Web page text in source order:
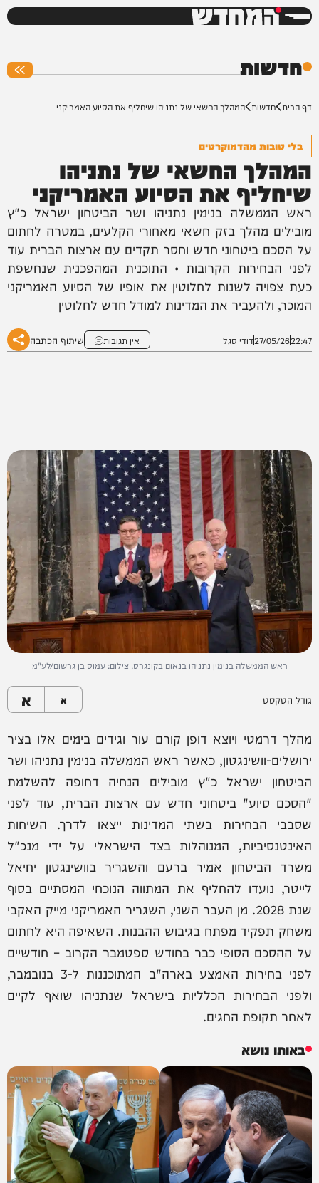
המחדש
חדשות
דף הבית חדשות המהלך החשאי של נתניהו שיחליף את הסיוע האמריקני
בלי טובות מהדמוקרטים
המהלך החשאי של נתניהו
שיחליף את הסיוע האמריקני
ראש הממשלה בנימין נתניהו ושר הביטחון ישראל כ"ץ
מובילים מהלך בזק חשאי מאחורי הקלעים, במטרה לחתום
על הסכם ביטחוני חדש וחסר תקדים עם ארצות הברית עוד
לפני הבחירות הקרובות • התוכנית המהפכנית שנחשפת
כעת צפויה לשנות לחלוטין את אופיו של הסיוע האמריקני
המוכר, ולהעביר את המדינות למודל חדש לחלוטין
22:47
27/05/26דודי סגל אין תגובות שיתוף הכתבה
ראש הממשלה בנימין נתניהו בנאום בקונגרס. צילום: עמוס בן גרשום/לע"מ
גודל הטקסט א א
מהלך דרמטי ויוצא דופן קורם עור וגידים בימים אלו בציר
ירושלים-וושינגטון, כאשר ראש הממשלה בנימין נתניהו ושר
הביטחון ישראל כ"ץ מובילים הנחיה דחופה להשלמת
"הסכם סיוע" ביטחוני חדש עם ארצות הברית, עוד לפני
שסבבי הבחירות בשתי המדינות ייצאו לדרך. השיחות
האינטנסיביות, המנוהלות בצד הישראלי על ידי מנכ"ל
משרד הביטחון אמיר ברעם והשגריר בוושינגטון יחיאל
לייטר, נועדו להחליף את המתווה הנוכחי המסתיים בסוף
שנת 2028. מן העבר השני, השגריר האמריקני מייק האקבי
משחק תפקיד מפתח בגיבוש ההבנות. השאיפה היא לחתום
על ההסכם הסופי כבר בחודש ספטמבר הקרוב – חודשיים
לפני בחירות האמצע בארה"ב המתוכננות ל-3 בנובמבר,
ולפני הבחירות הכלליות בישראל שנתניהו שואף לקיים
לאחר תקופת החגים.
באותו נושא